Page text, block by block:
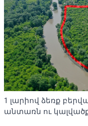
1 լարիով ձեռք
անտառն ու